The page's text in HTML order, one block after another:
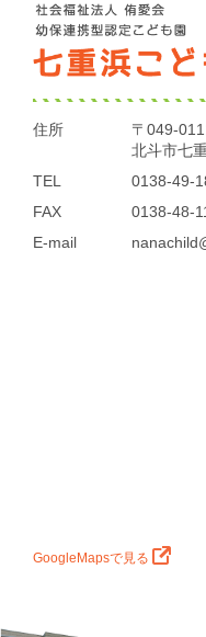
住所
〒049-
北斗市七
TEL
0138-49-
FAX
0138-48-
E-mail
GoogleMapsで見る